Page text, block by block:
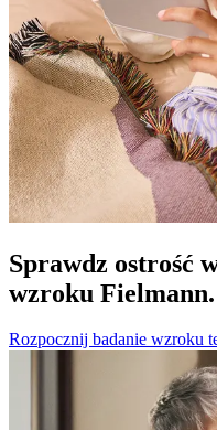
Sprawdz ostrość
wzroku Fielmann.
Rozpocznij badanie wzroku